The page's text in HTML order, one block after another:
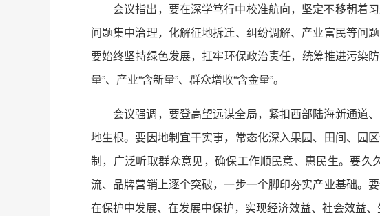
会议指出，要在深学笃行中校准航向，坚定不移朝着
问题集中治理，化解征地拆迁、纠纷调解、产业富民等问
要始终坚持绿色发展，扛牢环保政治责任，统筹推进污染
量”、产业“含新量”、群众增收“含金量”。
会议强调，要登高望远谋全局，紧扣西部陆海新通道
地生根。要因地制宜干实事，常态化深入果园、田间、园
制，广泛听取群众意见，确保工作顺民意、惠民生。要
流、品牌营销上逐个突破，一步一个脚印夯实产业基础。
在保护中发展、在发展中保护，实现经济效益、社会效益、